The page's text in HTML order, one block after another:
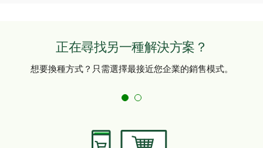
正在尋找另一種解決方案？
想要換種方式？只需選擇最接近您企業的銷售模式。